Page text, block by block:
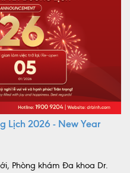
Lịch 2026 - New Year
Phòng khám Đa khoa Dr.